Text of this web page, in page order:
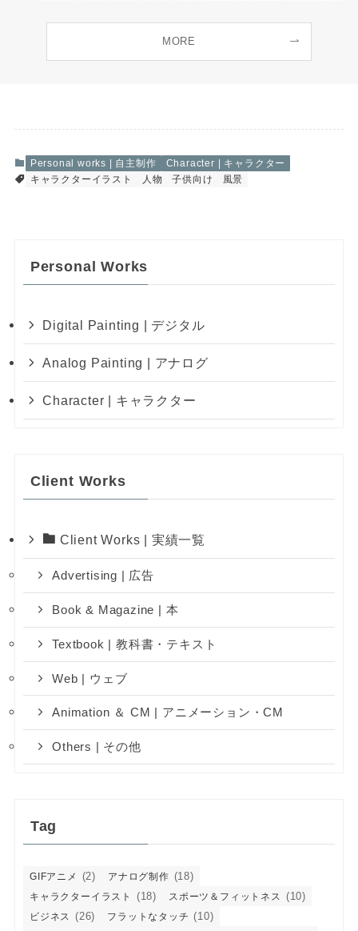
MORE
Personal works | 自主制作
Character | キャラクター
キャラクターイラスト
人物 子供向け 風景
Personal Works
Digital Painting | デジタル
Analog Painting | アナログ
Character | キャラクター
Client Works
Client Works | 実績一覧
Advertising | 広告
Book & Magazine | 本
Textbook | 教科書・テキスト
Web | ウェブ
Animation ＆ CM | アニメーション・CM
Others | その他
Tag
GIFアニメ (2) アナログ制作 (18)
キャラクターイラスト (18) スポーツ＆フィットネス (10)
ビジネス (26) フラットなタッチ (10)